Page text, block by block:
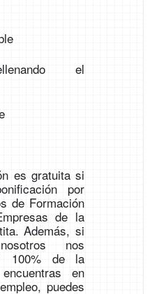
el
es gratuita si
por
de Formación
de la
Además, si
nos
100% de la
en
puedes